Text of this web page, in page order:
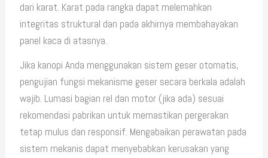
dari karat. Karat pada rangka dapat melemahkan
integritas struktural dan pada akhirnya membahayakan
panel kaca di atasnya.
Jika kanopi Anda menggunakan sistem geser otomatis,
pengujian fungsi mekanisme geser secara berkala adalah
wajib. Lumasi bagian rel dan motor (jika ada) sesuai
rekomendasi pabrikan untuk memastikan pergerakan
tetap mulus dan responsif. Mengabaikan perawatan pada
sistem mekanis dapat menyebabkan kerusakan yang